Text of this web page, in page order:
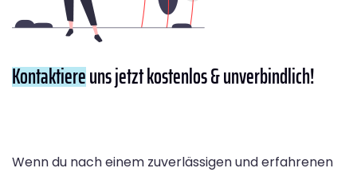
Kontaktiereuns jetzt kostenlos & unverbindlich!
Wenn du nach einem zuverlässigen und erfahrenen